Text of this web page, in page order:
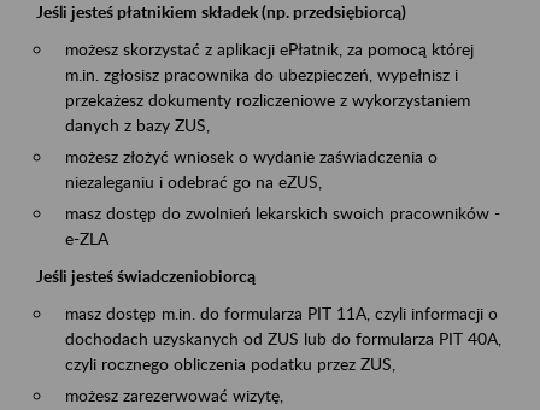
Jeśli jesteś płatnikiem składek (np. przedsiębiorcą)
możesz skorzystać z aplikacji ePłatnik, za pomocą której
m.in. zgłosisz pracownika do ubezpieczeń, wypełnisz i
przekażesz dokumenty rozliczeniowe z wykorzystaniem
danych z bazy ZUS,
możesz złożyć wniosek o wydanie zaświadczenia o
niezaleganiu i odebrać go na eZUS,
masz dostęp do zwolnień lekarskich swoich pracowników -
e-ZLA
Jeśli jesteś świadczeniobiorcą
masz dostęp m.in. do formularza PIT 11A, czyli informacji o
dochodach uzyskanych od ZUS lub do formularza PIT 40A,
czyli rocznego obliczenia podatku przez ZUS,
możesz zarezerwować wizytę,